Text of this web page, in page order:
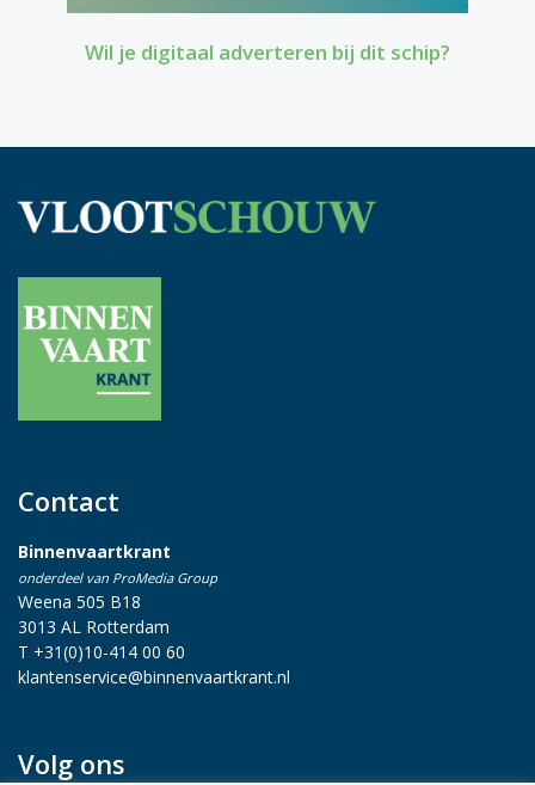
Wil je digitaal adverteren bij dit schip?
Contact
Binnenvaartkrant
onderdeel van ProMedia Group
Weena 505 B18
3013 AL Rotterdam
T +31(0)10-414 00 60
klantenservice@binnenvaartkrant.nl
Volg ons